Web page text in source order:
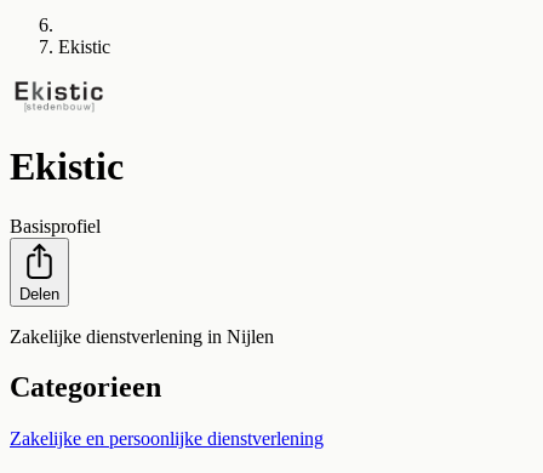
Ekistic
Ekistic
Basisprofiel
Delen
Zakelijke dienstverlening in Nijlen
Categorieen
Zakelijke en persoonlijke dienstverlening